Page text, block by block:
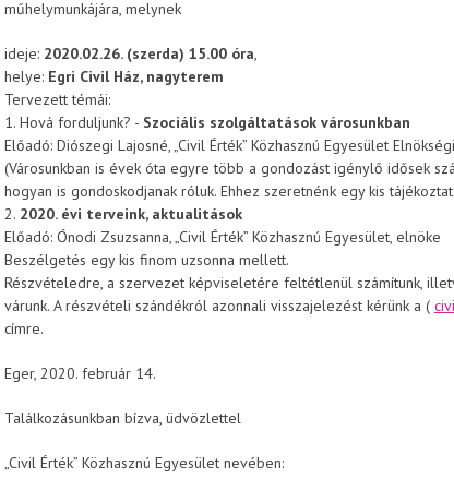
műhelymunkájára, melynek
ideje: 2020.02.26. (szerda) 15.00 óra,
helye: Egri Civil Ház, nagyterem
Tervezett témái:
1. Hová forduljunk? - Szociális szolgáltatások városunkban
Előadó: Diószegi Lajosné, „Civil Érték” Közhasznú Egyesület
(Városunkban is évek óta egyre több a gondozást igénylő idősek
hogyan is gondoskodjanak róluk. Ehhez szeretnénk egy kis
2. 2020. évi terveink, aktualitások
Előadó: Ónodi Zsuzsanna, „Civil Érték” Közhasznú Egyesület, elnöke
Beszélgetés egy kis finom uzsonna mellett.
Részvételedre, a szervezet képviseletére feltétlenül számítunk,
várunk. A részvételi szándékról azonnali visszajelezést kérünk a (
címre.
Eger, 2020. február 14.
Találkozásunkban bízva, üdvözlettel
„Civil Érték” Közhasznú Egyesület nevében: